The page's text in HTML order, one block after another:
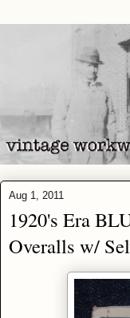
Aug 1, 2011
1920's Era
Overalls w/